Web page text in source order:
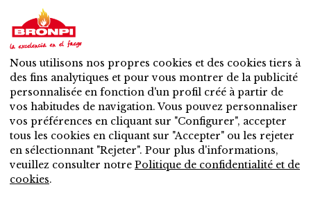
Produits
Gamme à bois
Gamme à pellet
Mixte: bois – granulés
Accessoires
Ventilation
Nouveautés
Contact
Service après-vente
Distributeur plus prochain
Service après-vente
Voulez-vous être distributeur?
Nous utilisons nos propres cookies et des cookies tiers à
des fins analytiques et pour vous montrer de la publicité
personnalisée en fonction d'un profil créé à partir de
vos habitudes de navigation. Vous pouvez personnaliser
vos préférences en cliquant sur "Configurer", accepter
tous les cookies en cliquant sur "Accepter" ou les rejeter
en sélectionnant "Rejeter". Pour plus d'informations,
veuillez consulter notre Politique de confidentialité et de
cookies.